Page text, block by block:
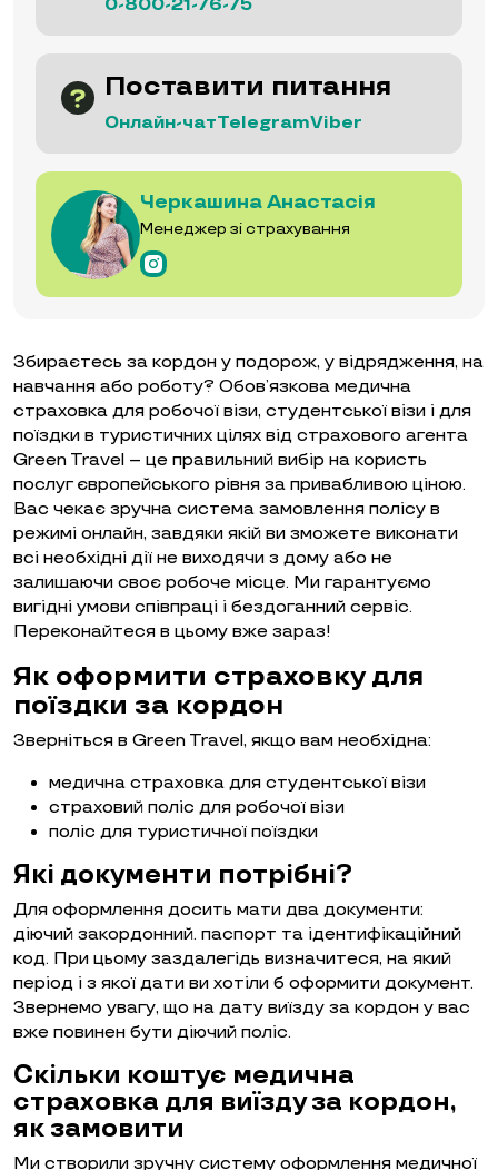
0-800-21-76-75
Поставити питання
Онлайн-чатTelegramViber
Черкашина Анастасія
Менеджер зі страхування
Збираєтесь за кордон у подорож, у відрядження, на
навчання або роботу? Обов’язкова медична
страховка для робочої візи, студентської візи і для
поїздки в туристичних цілях від страхового агента
Green Travel – це правильний вибір на користь
послуг європейського рівня за привабливою ціною.
Вас чекає зручна система замовлення полісу в
режимі онлайн, завдяки якій ви зможете виконати
всі необхідні дії не виходячи з дому або не
залишаючи своє робоче місце. Ми гарантуємо
вигідні умови співпраці і бездоганний сервіс.
Переконайтеся в цьому вже зараз!
Як оформити страховку для
поїздки за кордон
Зверніться в Green Travel, якщо вам необхідна:
медична страховка для студентської візи
страховий поліс для робочої візи
поліс для туристичної поїздки
Які документи потрібні?
Для оформлення досить мати два документи:
діючий закордонний. паспорт та ідентифікаційний
код. При цьому заздалегідь визначитеся, на який
період і з якої дати ви хотіли б оформити документ.
Звернемо увагу, що на дату виїзду за кордон у вас
вже повинен бути діючий поліс.
Скільки коштує медична
страховка для виїзду за кордон,
як замовити
Ми створили зручну систему оформлення медичної